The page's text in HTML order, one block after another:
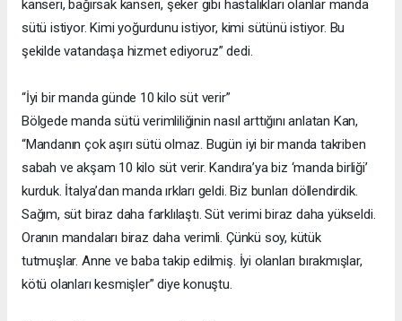
kanseri, bağırsak kanseri, şeker gibi hastalıkları olanlar manda
sütü istiyor. Kimi yoğurdunu istiyor, kimi sütünü istiyor. Bu
şekilde vatandaşa hizmet ediyoruz” dedi.
“İyi bir manda günde 10 kilo süt verir”
Bölgede manda sütü verimliliğinin nasıl arttığını anlatan Kan,
“Mandanın çok aşırı sütü olmaz. Bugün iyi bir manda takriben
sabah ve akşam 10 kilo süt verir. Kandıra’ya biz ‘manda birliği’
kurduk. İtalya’dan manda ırkları geldi. Biz bunları döllendirdik.
Sağım, süt biraz daha farklılaştı. Süt verimi biraz daha yükseldi.
Oranın mandaları biraz daha verimli. Çünkü soy, kütük
tutmuşlar. Anne ve baba takip edilmiş. İyi olanları bırakmışlar,
kötü olanları kesmişler” diye konuştu.